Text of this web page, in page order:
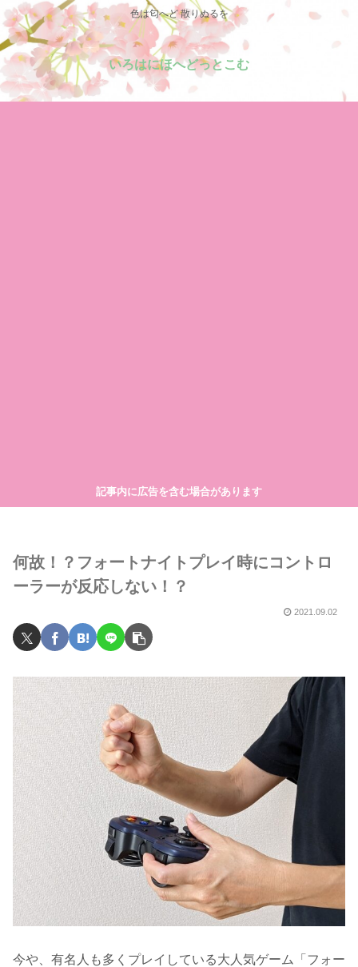
色は匂へど 散りぬるを
いろはにほへどっとこむ
記事内に広告を含む場合があります
何故！？フォートナイトプレイ時にコントロ
ーラーが反応しない！？
2021.09.02
今や、有名人も多くプレイしている大人気ゲーム「フォー